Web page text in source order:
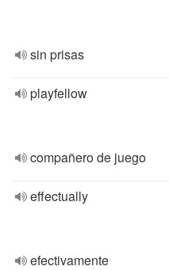
sin prisas
playfellow
compañero de juego
effectually
efectivamente